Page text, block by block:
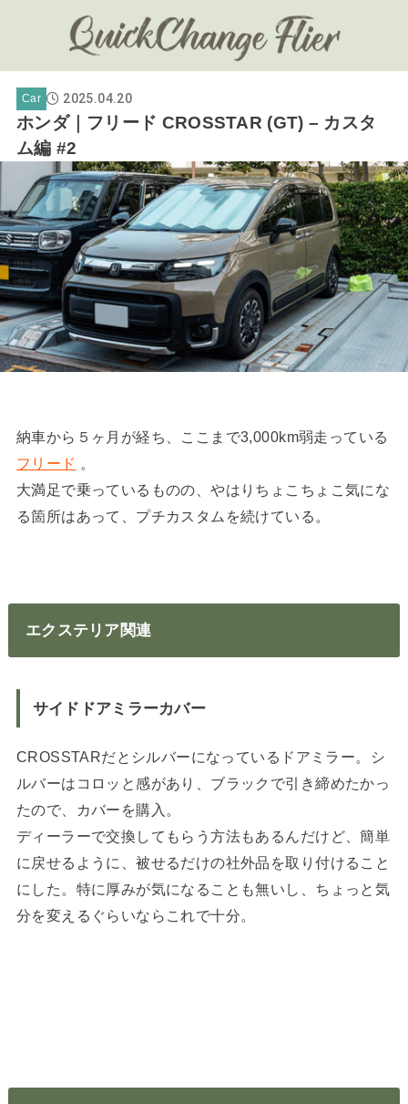
Car 2025.04.20
ホンダ｜フリード CROSSTAR (GT) – カスタ
ム編 #2
納車から５ヶ月が経ち、ここまで3,000km弱走っている
フリード 。
大満足で乗っているものの、やはりちょこちょこ気にな
る箇所はあって、プチカスタムを続けている。
エクステリア関連
サイドドアミラーカバー
CROSSTARだとシルバーになっているドアミラー。シ
ルバーはコロッと感があり、ブラックで引き締めたかっ
たので、カバーを購入。
ディーラーで交換してもらう方法もあるんだけど、簡単
に戻せるように、被せるだけの社外品を取り付けること
にした。特に厚みが気になることも無いし、ちょっと気
分を変えるぐらいならこれで十分。